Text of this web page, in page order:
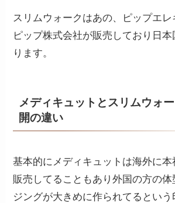
スリムウォークはあの、ピップエ
ピップ株式会社が販売しており日
ります。
メディキュットとスリムウォ
開の違い
基本的にメディキュットは海外に
販売してることもあり外国の方の体
ジングが大きめに作られてるという